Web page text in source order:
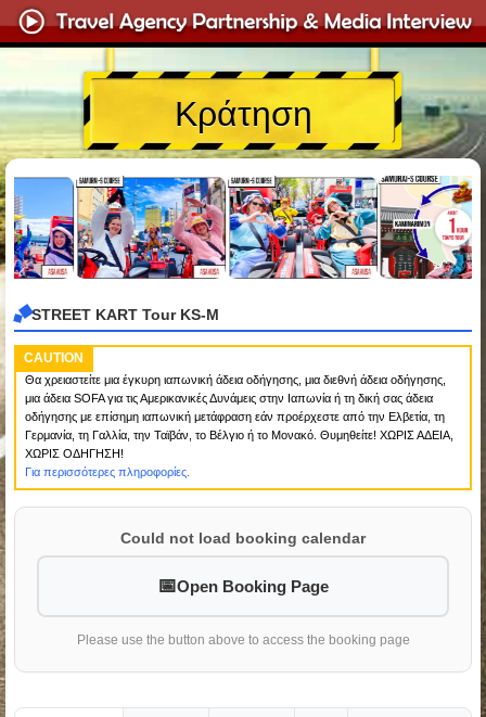
Κράτηση
STREET KART Tour KS-M
CAUTION
Θα χρειαστείτε μια έγκυρη ιαπωνική άδεια οδήγησης, μια διεθνή άδεια οδήγησης,
μια άδεια SOFA για τις Αμερικανικές Δυνάμεις στην Ιαπωνία ή τη δική σας άδεια
οδήγησης με επίσημη ιαπωνική μετάφραση εάν προέρχεστε από την Ελβετία, τη
Γερμανία, τη Γαλλία, την Ταϊβάν, το Βέλγιο ή το Μονακό. Θυμηθείτε! ΧΩΡΙΣ ΑΔΕΙΑ,
ΧΩΡΙΣ ΟΔΗΓΗΣΗ!
Για περισσότερες πληροφορίες.
Could not load booking calendar
Open Booking Page
Please use the button above to access the booking page